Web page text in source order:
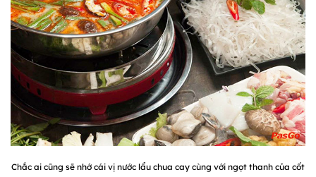
Chắc ai cũng sẽ nhớ cái vị nước lẩu chua cay cùng với ngọt thanh của cốt